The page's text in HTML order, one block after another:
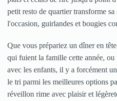
petit resto de quartier transforme
l'occasion, guirlandes et bougies
Que vous prépariez un dîner en
qui fuient la famille cette année,
avec les enfants, il y a forcément
le tri parmi les meilleures options
réveillon rime avec plaisir et